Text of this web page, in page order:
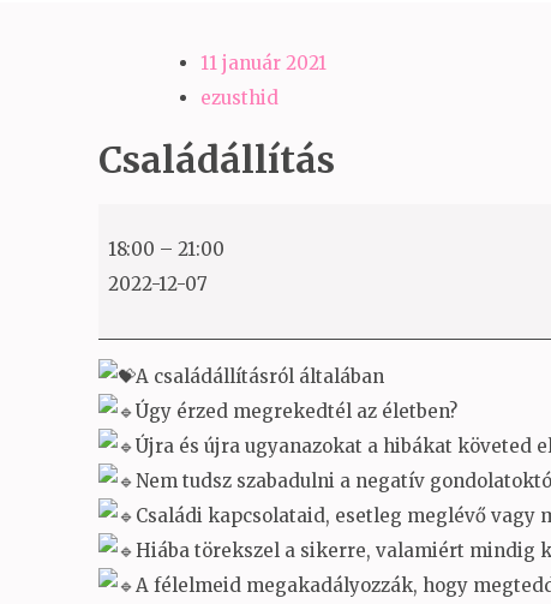
11 január 2021
ezusthid
Családállítás
18:00 – 21:00
2022-12-07
A családállításról általában
Úgy érzed megrekedtél az életben?
Újra és újra ugyanazokat a hibákat követed
Nem tudsz szabadulni a negatív
Családi kapcsolataid, esetleg meglévő vagy
Hiába törekszel a sikerre, valamiért mindig
A félelmeid megakadályozzák, hogy